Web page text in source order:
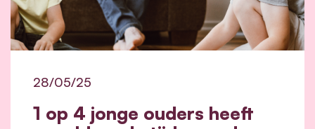
1 op 4 jonge ouders heeft
28/05/25